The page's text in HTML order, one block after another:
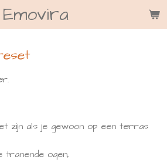
Emovira
zijn als je gewoon op een terras
ogen,